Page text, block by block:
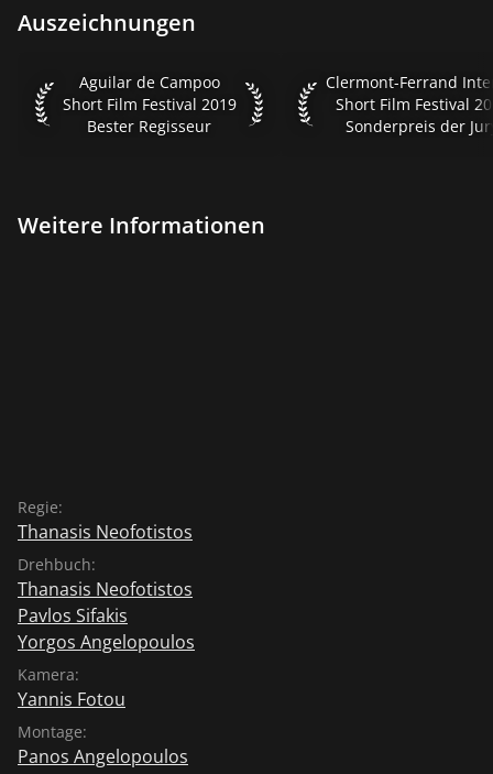
Auszeichnungen
Aguilar de Campoo Short Film Festival 2019 Bester
Aguilar de Campoo
Short Film Festival 2019
Bester Regisseur
Clermont-Ferrand
Short Film Festival
Sonderpreis der
Weitere Informationen
Regie:
Thanasis Neofotistos
Drehbuch:
Thanasis Neofotistos
Pavlos Sifakis
Yorgos Angelopoulos
Kamera:
Yannis Fotou
Montage:
Panos Angelopoulos